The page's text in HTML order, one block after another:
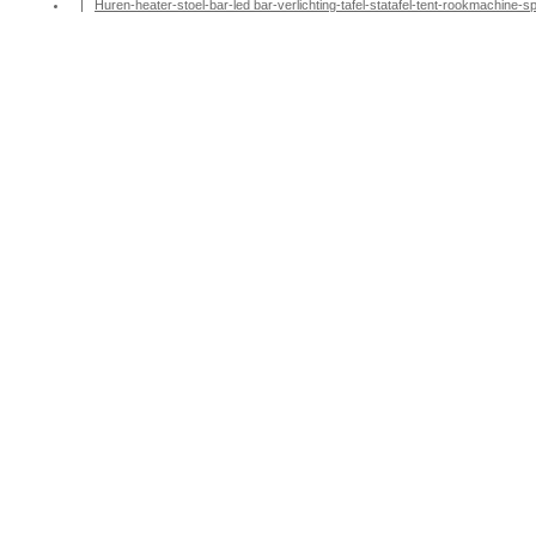
Huren-heater-stoel-bar-led bar-verlichting-tafel-statafel-tent-